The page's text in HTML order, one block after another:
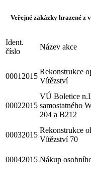
Veřejné zakázky hrazené z
Ident.
číslo
Název akce
00012015
Rekonstrukce
Vítězství
00022015
VÚ Boletice
samostatného
204 a B212
00032015
Rekonstrukce
Vítězství 70
00042015 Nákup